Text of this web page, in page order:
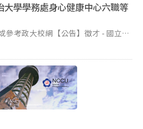
大學學務處身心健康中心六職等